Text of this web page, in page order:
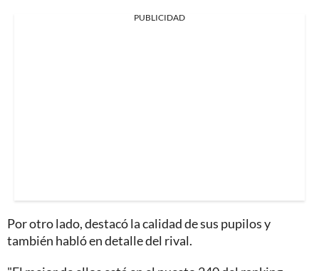
PUBLICIDAD
Por otro lado, destacó la calidad de sus pupilos y
también habló en detalle del rival.